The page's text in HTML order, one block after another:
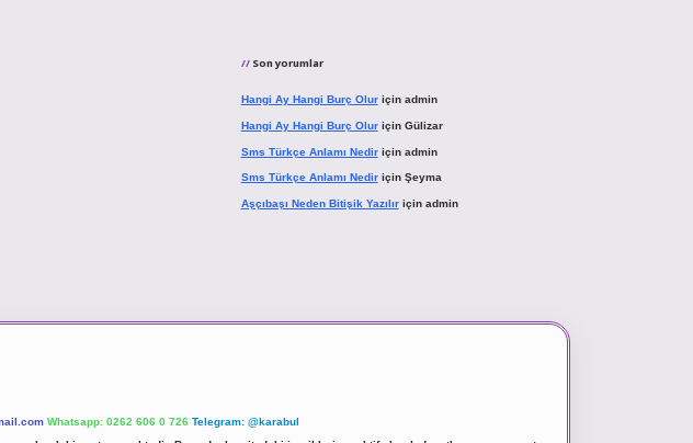
Son yorumlar
Hangi Ay Hangi Burç Oluriçin admin
Hangi Ay Hangi Burç Oluriçin Gülizar
Sms Türkçe Anlamı Nediriçin admin
Sms Türkçe Anlamı Nediriçin Şeyma
Aşçıbaşı Neden Bitişik Yazılıriçin admin
Whatsapp: 0262 606 0 726 Telegram: @karabul